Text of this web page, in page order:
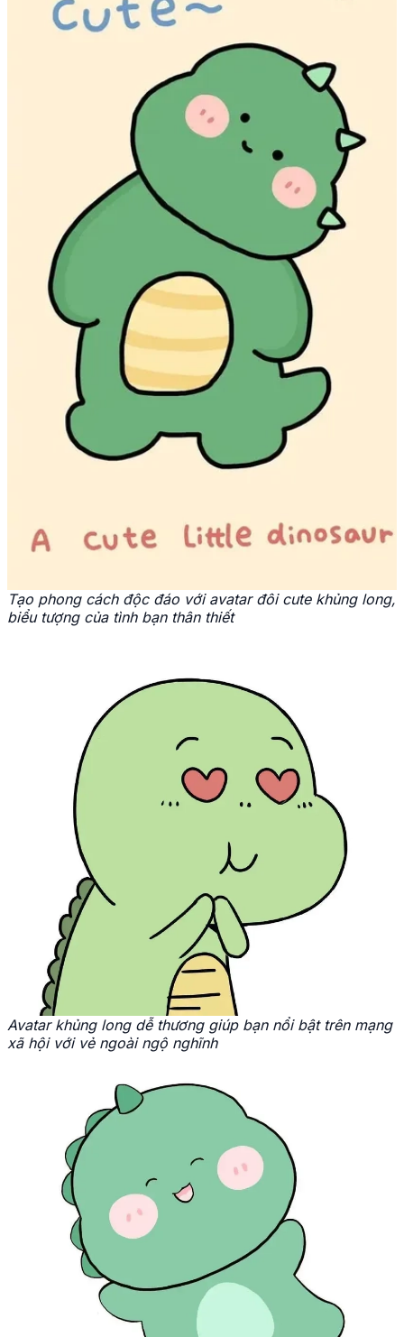
Tạo phong cách độc đáo với avatar đôi cute khủng long,
biểu tượng của tình bạn thân thiết
Avatar khủng long dễ thương giúp bạn nổi bật trên mạng
xã hội với vẻ ngoài ngộ nghĩnh